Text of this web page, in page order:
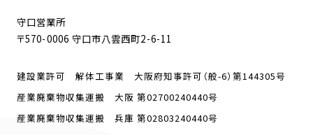
守口営業所
〒570-0006 守口市八雲西町2-6-11
建設業許可 解体工事業 大阪府知事許可（般-6）第144305号
産業廃棄物収集運搬 大阪 第02700240440号
産業廃棄物収集運搬 兵庫 第02803240440号